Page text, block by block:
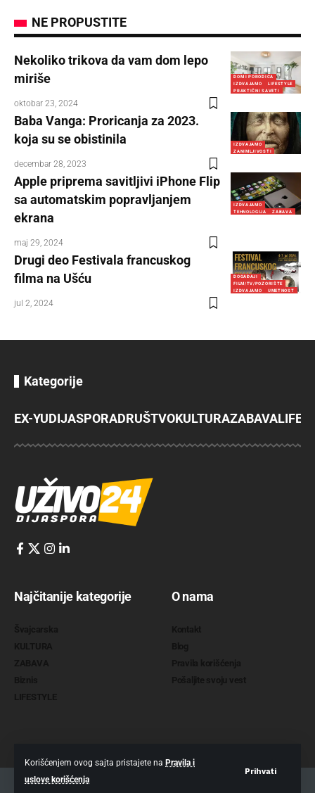
Korišćenjem ovog sajta pristajete na Pravila i
uslove korišćenja
Prihvati
NE PROPUSTITE
DOM I PORODICA
IZDVAJAMO
LIFESTYLE
PRAKTIČNI SAVETI
Nekoliko trikova da vam dom lepo
miriše
oktobar 23, 2024
IZDVAJAMO
ZANIMLJIVOSTI
Baba Vanga: Proricanja za 2023.
koja su se obistinila
decembar 28, 2023
IZDVAJAMO
TEHNOLOGIJA
ZABAVA
Apple priprema savitljivi iPhone Flip
sa automatskim popravljanjem
ekrana
maj 29, 2024
DOGAĐAJI
FILM/TV/POZORIŠTE
IZDVAJAMO
UMETNOST
Drugi deo Festivala francuskog
filma na Ušću
jul 2, 2024
Kategorije
EX-YUDIJASPORADRUŠTVOKULTURAZABAVA
Najčitanije kategorije O nama